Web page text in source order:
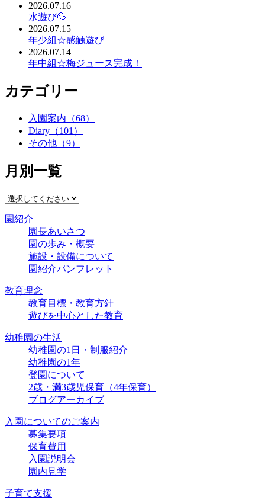
2026.07.16
水遊び💦
2026.07.15
年少組☆感触遊び
2026.07.14
年中組☆梅ジュース完成！
カテゴリー
入園案内（68）
Diary（101）
その他（9）
月別一覧
園紹介
園長あいさつ
園の歩み・概要
施設・設備について
園紹介パンフレット
教育理念
教育目標・教育方針
遊びを中心とした教育
幼稚園の生活
幼稚園の1日・制服紹介
幼稚園の1年
登園について
2歳・満3歳児保育（4年保育）
ブログアーカイブ
入園についてのご案内
募集要項
保育費用
入園説明会
園内見学
子育て支援